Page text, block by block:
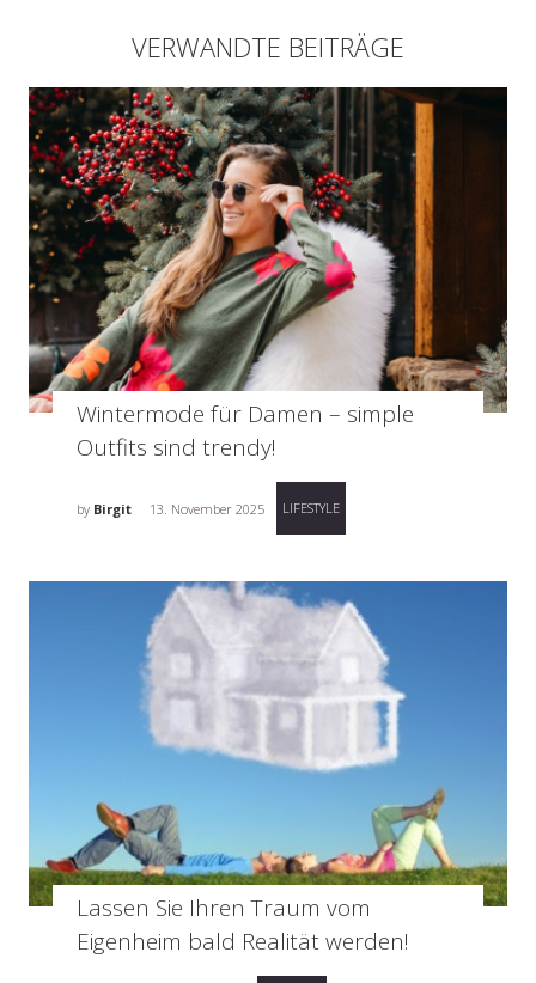
VERWANDTE BEITRÄGE
Wintermode für Damen – simple
Outfits sind trendy!
by Birgit 13. November 2025 LIFESTYLE
Lassen Sie Ihren Traum vom
Eigenheim bald Realität werden!